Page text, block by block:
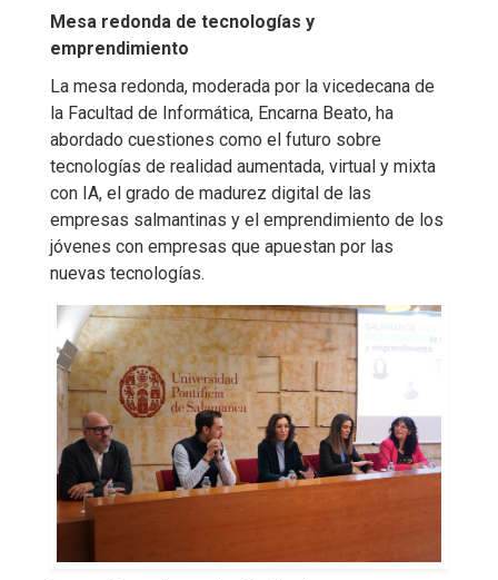
Mesa redonda de tecnologías y
emprendimiento
La mesa redonda, moderada por la vicedecana de
la Facultad de Informática, Encarna Beato, ha
abordado cuestiones como el futuro sobre
tecnologías de realidad aumentada, virtual y mixta
con IA, el grado de madurez digital de las
empresas salmantinas y el emprendimiento de los
jóvenes con empresas que apuestan por las
nuevas tecnologías.